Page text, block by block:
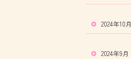
2024年10月
2024年9月